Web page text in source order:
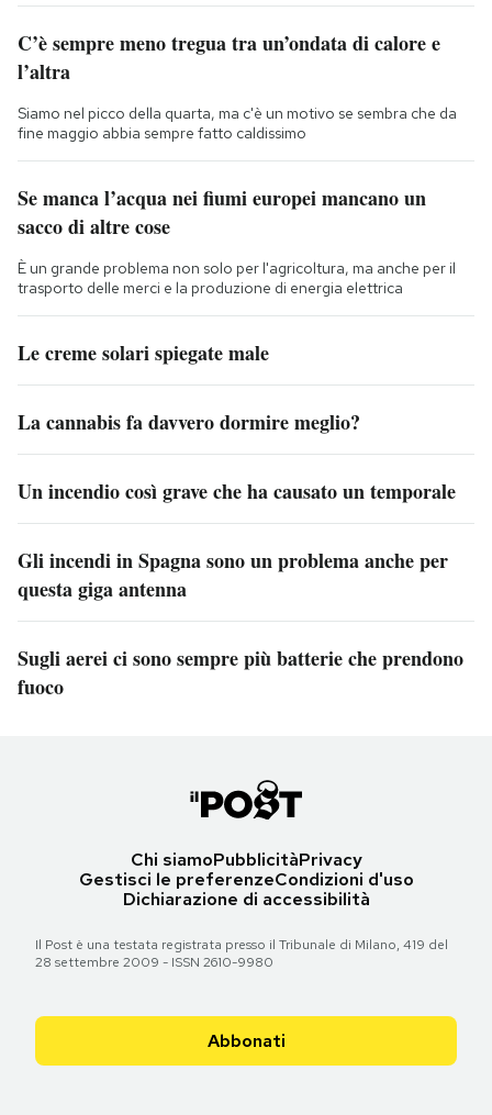
C’è sempre meno tregua tra un’ondata di calore e
l’altra
Siamo nel picco della quarta, ma c'è un motivo se sembra che da
fine maggio abbia sempre fatto caldissimo
Se manca l’acqua nei fiumi europei mancano un
sacco di altre cose
È un grande problema non solo per l'agricoltura, ma anche per il
trasporto delle merci e la produzione di energia elettrica
Le creme solari spiegate male
La cannabis fa davvero dormire meglio?
Un incendio così grave che ha causato un temporale
Gli incendi in Spagna sono un problema anche per
questa giga antenna
Sugli aerei ci sono sempre più batterie che prendono
fuoco
Chi siamoPubblicitàPrivacy
Gestisci le preferenzeCondizioni d'uso
Dichiarazione di accessibilità
Il Post è una testata registrata presso il Tribunale di Milano, 419 del
28 settembre 2009 - ISSN 2610-9980
Abbonati